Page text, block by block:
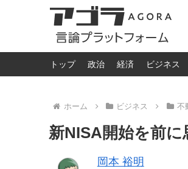
トップ 政治 経済 ビジネス
ホーム ビジネス 不
新NISA開始を前
岡本 裕明